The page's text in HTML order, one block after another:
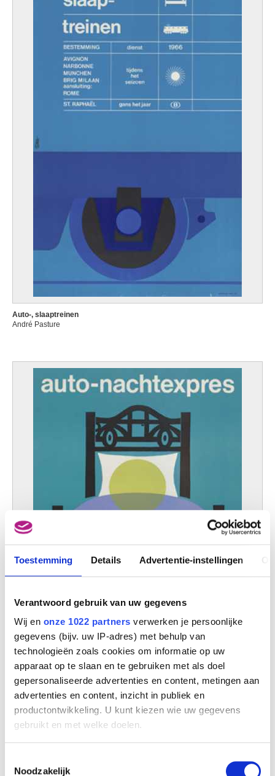
Toestemming Details Advertentie-instellingen
Verantwoord gebruik van uw gegevens
Wij en onze 1022 partners verwerken je persoonlijke
gegevens (bijv. uw IP-adres) met behulp van
technologieën zoals cookies om informatie op uw
apparaat op te slaan en te gebruiken met als doel
gepersonaliseerde advertenties en content, metingen aan
advertenties en content, inzicht in publiek en
productontwikkeling. U kunt kiezen wie uw gegevens
gebruikt en met welke doelen.
Informatie verzamelen over uw geografische
Noodzakelijk
Auto-, slaaptreinen
André Pasture
Auto-nachtexpres